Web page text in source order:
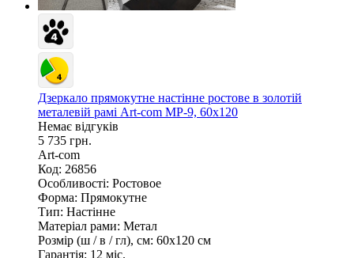
Дзеркало прямокутне настінне ростове в золотій
металевій рамі Art-com МР-9, 60х120
Немає відгуків
5 735 грн.
Art-com
Код: 26856
Особливості: Ростовое
Форма: Прямокутне
Тип: Настінне
Матеріал рами: Метал
Розмір (ш / в / гл), см: 60х120 см
Гарантія: 12 міс.